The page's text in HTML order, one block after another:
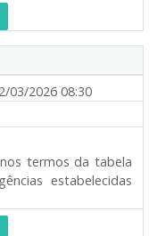
03/2026 08:30
termos da tabela
estabelecidas